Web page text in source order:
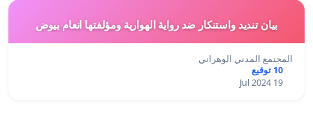
بيان تنديد واستنكار ضد رواية الهوارية ومؤلفتها انعام بيوض
المجتمع المدني الوهراني
10 توقيع
19 Jul 2024